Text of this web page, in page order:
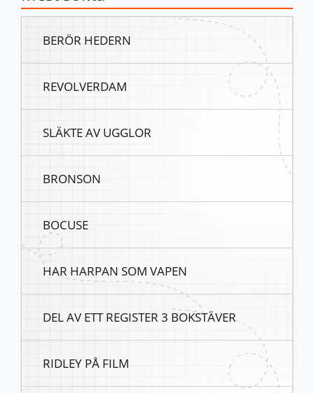
BERÖR HEDERN
REVOLVERDAM
SLÄKTE AV UGGLOR
BRONSON
BOCUSE
HAR HARPAN SOM VAPEN
DEL AV ETT REGISTER 3 BOKSTÄVER
RIDLEY PÅ FILM